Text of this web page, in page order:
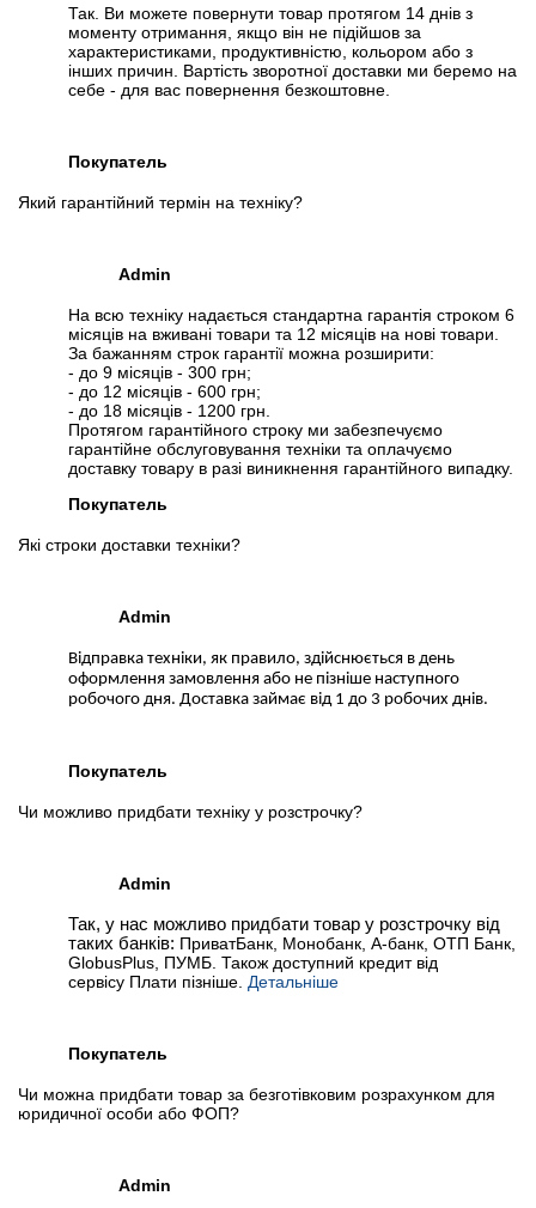
Так. Ви можете повернути товар протягом 14 днів з
моменту отримання, якщо він не підійшов за
характеристиками, продуктивністю, кольором або з
інших причин. Вартість зворотної доставки ми беремо на
себе - для вас повернення безкоштовне.
Покупатель
Який гарантійний термін на техніку?
Admin
На всю техніку надається стандартна гарантія строком 6
місяців на вживані товари та 12 місяців на нові товари.
За бажанням строк гарантії можна розширити:
- до 9 місяців - 300 грн;
- до 12 місяців - 600 грн;
- до 18 місяців - 1200 грн.
Протягом гарантійного строку ми забезпечуємо
гарантійне обслуговування техніки та оплачуємо
доставку товару в разі виникнення гарантійного випадку.
Покупатель
Які строки доставки техніки?
Admin
Відправка техніки, як правило, здійснюється в день
оформлення замовлення або не пізніше наступного
робочого дня. Доставка займає від 1 до 3 робочих днів.
Покупатель
Чи можливо придбати техніку у розстрочку?
Admin
Так, у нас можливо придбати товар у розстрочку від
таких банків: ПриватБанк, Монобанк, А-банк, ОТП Банк,
GlobusPlus, ПУМБ. Також доступний кредит від
сервісу Плати пізніше. Детальніше
Покупатель
Чи можна придбати товар за безготівковим розрахунком для
юридичної особи або ФОП?
Admin